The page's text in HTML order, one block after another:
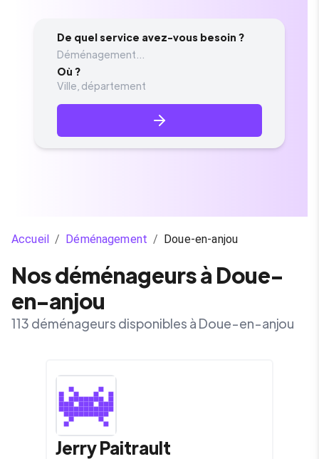
De quel service avez-vous besoin ?
Déménagement...
Où ?
Accueil / Déménagement / Doue-en-anjou
Nos déménageurs à Doue-
en-anjou
113 déménageurs disponibles à Doue-en-anjou
JerryPaitrault